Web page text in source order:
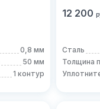
0,8 мм
50 мм
1 контур
12 200
Сталь
Толщина